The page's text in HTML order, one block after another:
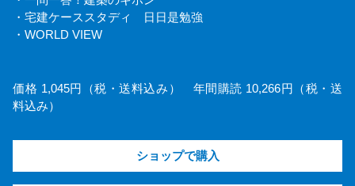
・宅建ケーススタディ 日日是勉強
・WORLD VIEW
価格 1,045円（税・送料込み） 年間購読 10,266円（税・送
料込み）
ショップで購入